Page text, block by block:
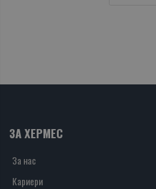
ЗА ХЕРМЕС
За нас
Кариери